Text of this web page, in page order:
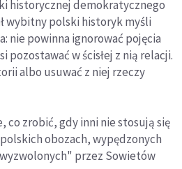
historycznej demokratycznego
wybitny polski historyk myśli
nie powinna ignorować pojęcia
pozostawać w ścisłej z nią relacji.
albo usuwać z niej rzeczy
co zrobić, gdy inni nie stosują się
obozach, wypędzonych
przez Sowietów